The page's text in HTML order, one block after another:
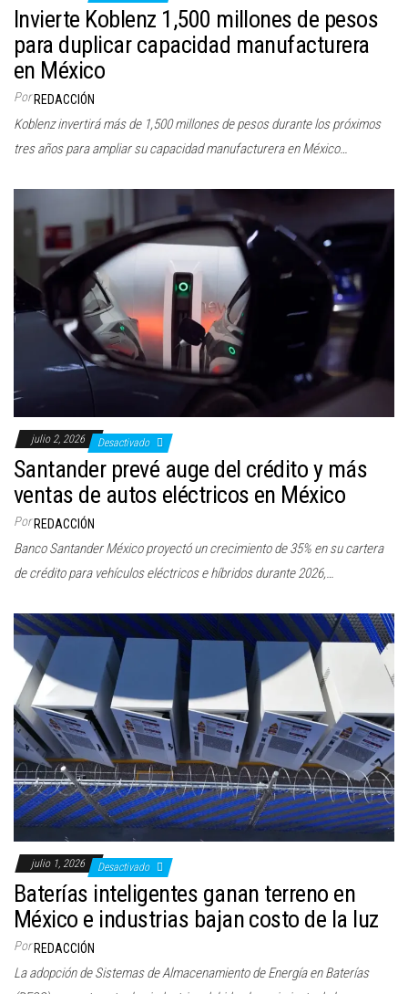
Invierte Koblenz 1,500 millones de pesos
para duplicar capacidad manufacturera
en México
Por REDACCIÓN
Koblenz invertirá más de 1,500 millones de pesos durante los próximos
tres años para ampliar su capacidad manufacturera en México…
julio 2, 2026 Desactivado
Santander prevé auge del crédito y más
ventas de autos eléctricos en México
Por REDACCIÓN
Banco Santander México proyectó un crecimiento de 35% en su cartera
de crédito para vehículos eléctricos e híbridos durante 2026,…
julio 1, 2026 Desactivado
Baterías inteligentes ganan terreno en
México e industrias bajan costo de la luz
Por REDACCIÓN
La adopción de Sistemas de Almacenamiento de Energía en Baterías